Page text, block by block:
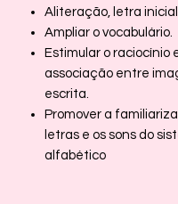
Aliteração, letra
Ampliar o vocabulário.
Estimular o raciocínio
associação entre
escrita.
Promover a
letras e os sons do
alfabético